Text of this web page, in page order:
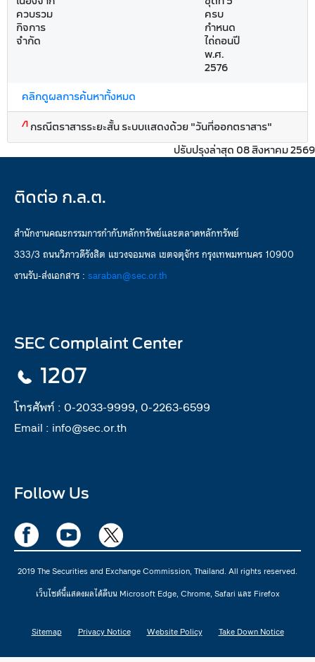
ควบรวม
กิจการ
จำกัด
ครบ
กำหนด
ไถ่ถอนปี
พ.ศ.
2576
คลิกดูผลการค้นหาทั้งหมด
/1 กรณีตราสารระยะสั้น ระบบแสดงด้วย "วันที่ออกตราสาร"
ปรับปรุงล่าสุด 08 สิงหาคม 2569
ติดต่อ ก.ล.ต.
สำนักงานคณะกรรมการกำกับหลักทรัพย์และตลาดหลักทรัพย์
333/3 ถนนวิภาวดีรังสิต แขวงจอมพล เขตจตุจักร กรุงเทพมหานคร 10900
งานรับ-ส่งเอกสาร : saraban@sec.or.th
SEC Complaint Center
1207
โทรศัพท์ : 0-2033-9999, 0-2263-6599
Email : info@sec.or.th
Follow Us
2019 The Securities and Exchange Commission, Thailand. All rights reserved.
เว็บไซต์นี้แสดงผลได้ดีบน Microsoft Edge, Chrome, Safari และ Firefox
Sitemap Privacy Notice Website Policy Take Down Notice